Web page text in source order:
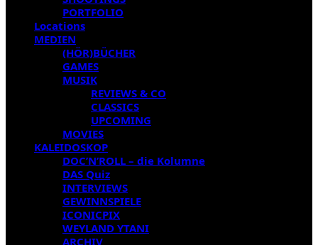
PORTFOLIO
Locations
MEDIEN
(HÖR)BÜCHER
GAMES
MUSIK
REVIEWS & CO
CLASSICS
UPCOMING
MOVIES
KALEIDOSKOP
DOC’N’ROLL – die Kolumne
DAS Quiz
INTERVIEWS
GEWINNSPIELE
ICONICPIX
WEYLAND YTANI
ARCHIV